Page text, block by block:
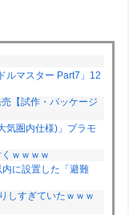
ルマスター Part7」12
【試作・パッケージ
気圏内仕様)」プラモ
ｗｗｗｗ
内に設置した「避難
しすぎていたｗｗｗ